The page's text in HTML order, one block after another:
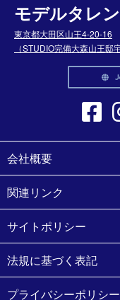
モデルタレ
東京都大田区山王4-20-16
（STUDIO完備大森山王邸
会社概要
関連リンク
サイトポリシー
法規に基づく表記
プライバシーポリシー